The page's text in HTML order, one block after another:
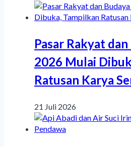
Pasar Rakyat
2026 Mulai
Ratusan Karya
21 Juli 2026